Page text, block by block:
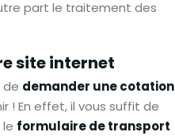
part le traitement des
site internet
de demander une cotation
! En effet, il vous suffit de
formulaire de transport